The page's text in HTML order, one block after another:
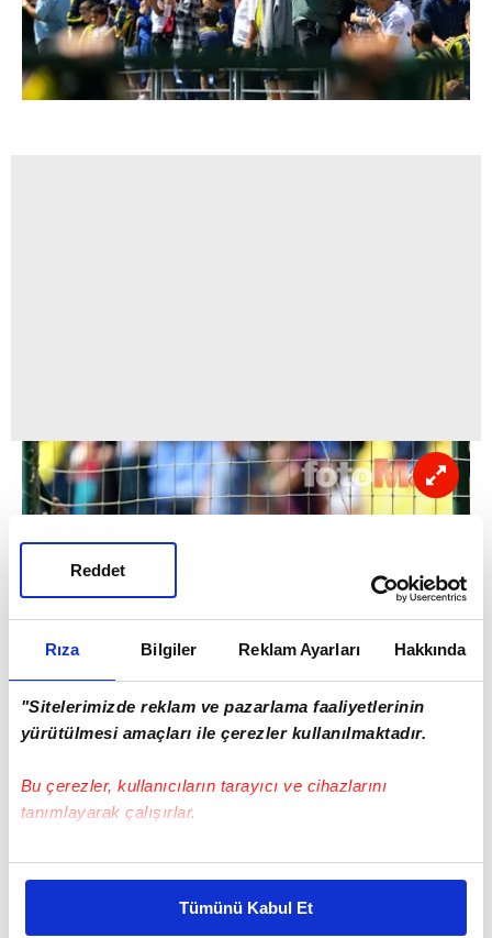
Rıza Bilgiler Reklam Ayarları Hakkında
"Sitelerimizde reklam ve pazarlama faaliyetlerinin
yürütülmesi amaçları ile çerezler kullanılmaktadır.
Bu çerezler, kullanıcıların tarayıcı ve cihazlarını
tanımlayarak çalışırlar.
Bu çerezlere izin vermeniz halinde sizlere özel
daha iyi reklam deneyimi yaşatabiliriz. Bunu yaparken
Tümünü Kabul Et
Reddet